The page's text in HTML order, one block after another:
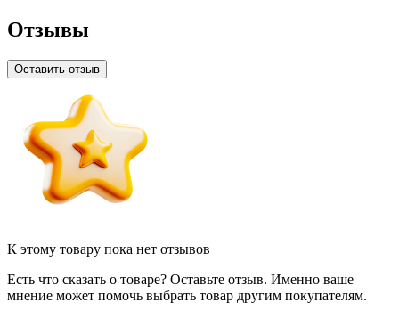
Отзывы
Оставить отзыв
К этому товару пока нет отзывов
Есть что сказать о товаре? Оставьте отзыв. Именно ваше
мнение может помочь выбрать товар другим покупателям.